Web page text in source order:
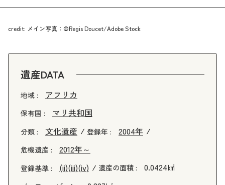
credit: メイン写真：©Regis Doucet/Adobe Stock
遺産DATA
地域 : アフリカ
保有国 : マリ共和国
分類 : 文化遺産 登録年 : 2004年
危機遺産 : 2012年～
登録基準 : (ii)(iii)(iv) 遺産の面積 : 0.0424㎢